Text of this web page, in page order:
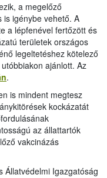
a megelőző
is igénybe vehető. A
a lépfenével fertőzött és
területek országos
legeltetéshez kötelező
ajánlott. Az
.
is mindent megtesz
kockázatát
az állattartók
vakcinázás
Állatvédelmi Igazgatóság